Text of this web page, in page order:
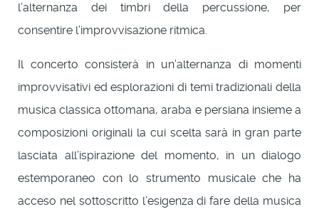
l’alternanza dei timbri della percussione, per
consentire l’improvvisazione ritmica.
Il concerto consisterà in un’alternanza di momenti
improvvisativi ed esplorazioni di temi tradizionali della
musica classica ottomana, araba e persiana insieme a
composizioni originali la cui scelta sarà in gran parte
lasciata all’ispirazione del momento, in un dialogo
estemporaneo con lo strumento musicale che ha
acceso nel sottoscritto l’esigenza di fare della musica